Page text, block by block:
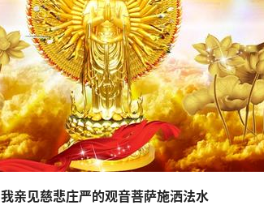
我亲见慈悲庄严的观音菩萨施洒法水